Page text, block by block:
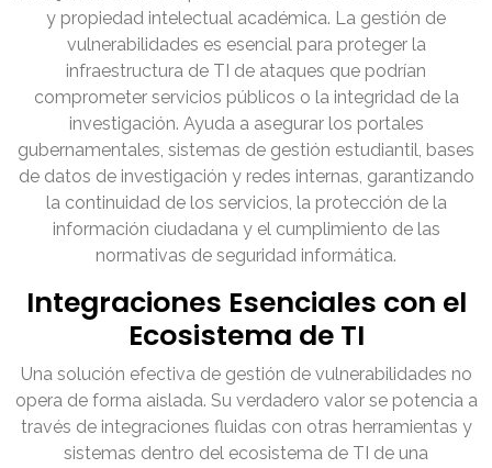
y propiedad intelectual académica. La gestión de
vulnerabilidades es esencial para proteger la
infraestructura de TI de ataques que podrían
comprometer servicios públicos o la integridad de la
investigación. Ayuda a asegurar los portales
gubernamentales, sistemas de gestión estudiantil, bases
de datos de investigación y redes internas, garantizando
la continuidad de los servicios, la protección de la
información ciudadana y el cumplimiento de las
normativas de seguridad informática.
Integraciones Esenciales con el
Ecosistema de TI
Una solución efectiva de gestión de vulnerabilidades no
opera de forma aislada. Su verdadero valor se potencia a
través de integraciones fluidas con otras herramientas y
sistemas dentro del ecosistema de TI de una